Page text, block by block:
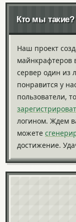
Кто мы такие?
Наш проект
майнкрафтеров
сервер один из
понравится у
пользователи,
логином. Ждем
можете
достижение.